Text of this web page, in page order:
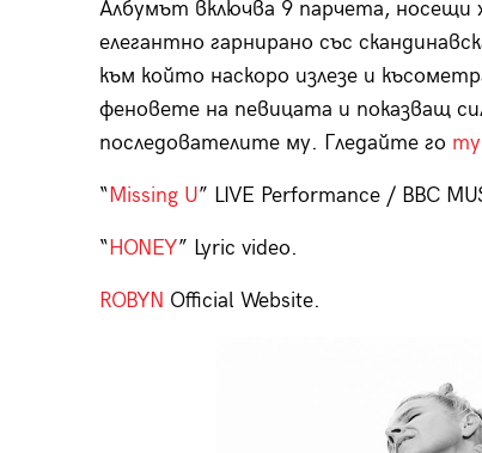
Албумът включва 9 парчета, носещи
елегантно гарнирано със
към който наскоро излезе и
феновете на певицата и показващ
последователите му. Гледайте го
“Missing U” LIVE Performance / BBC
“HONEY” Lyric video.
ROBYN Official Website.